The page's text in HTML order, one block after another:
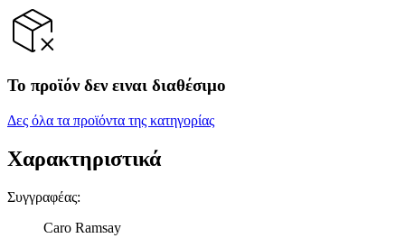
Το προϊόν δεν ειναι διαθέσιμο
Δες όλα τα προϊόντα της κατηγορίας
Χαρακτηριστικά
Συγγραφέας:
Caro Ramsay